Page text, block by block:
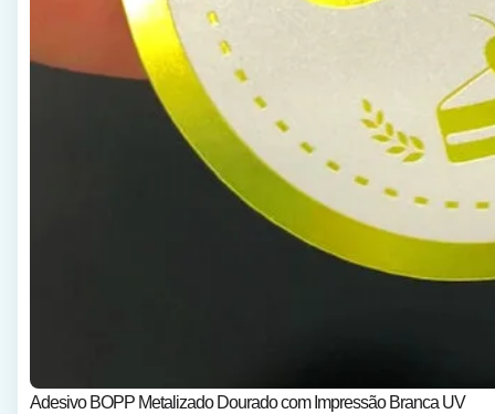
Adesivo BOPP Metalizado Dourado com Impressão Branca UV